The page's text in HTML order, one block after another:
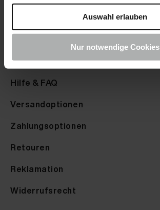
Auswahl erlauben
Nur notwendige Cookies
Farbmuster senden
Farbkarte anfordern
Service
Hilfe & FAQ
Versandoptionen
Zahlungsoptionen
Retouren
Reklamation
Widerrufsrecht